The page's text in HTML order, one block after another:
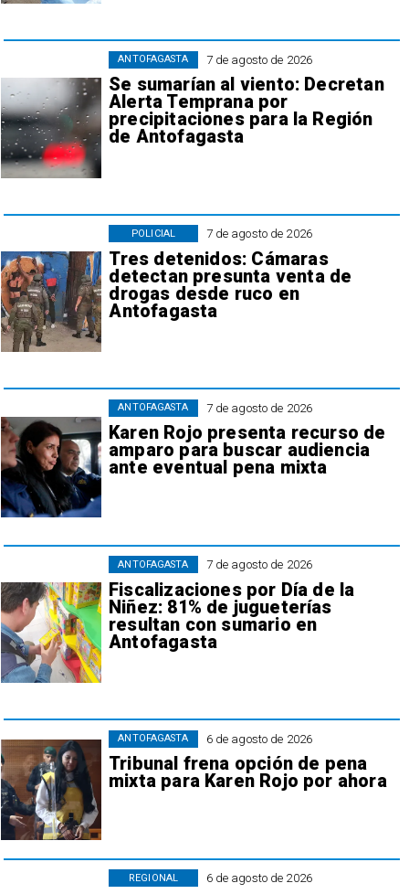
7 de agosto de 2026
Se sumarían al viento: Decretan
Alerta Temprana por
precipitaciones para la Región
de Antofagasta
ANTOFAGASTA
7 de agosto de 2026
Tres detenidos: Cámaras
detectan presunta venta de
drogas desde ruco en
Antofagasta
POLICIAL
7 de agosto de 2026
Karen Rojo presenta recurso de
amparo para buscar audiencia
ante eventual pena mixta
ANTOFAGASTA
7 de agosto de 2026
Fiscalizaciones por Día de la
Niñez: 81% de jugueterías
resultan con sumario en
Antofagasta
ANTOFAGASTA
6 de agosto de 2026
Tribunal frena opción de pena
mixta para Karen Rojo por ahora
ANTOFAGASTA
6 de agosto de 2026
REGIONAL